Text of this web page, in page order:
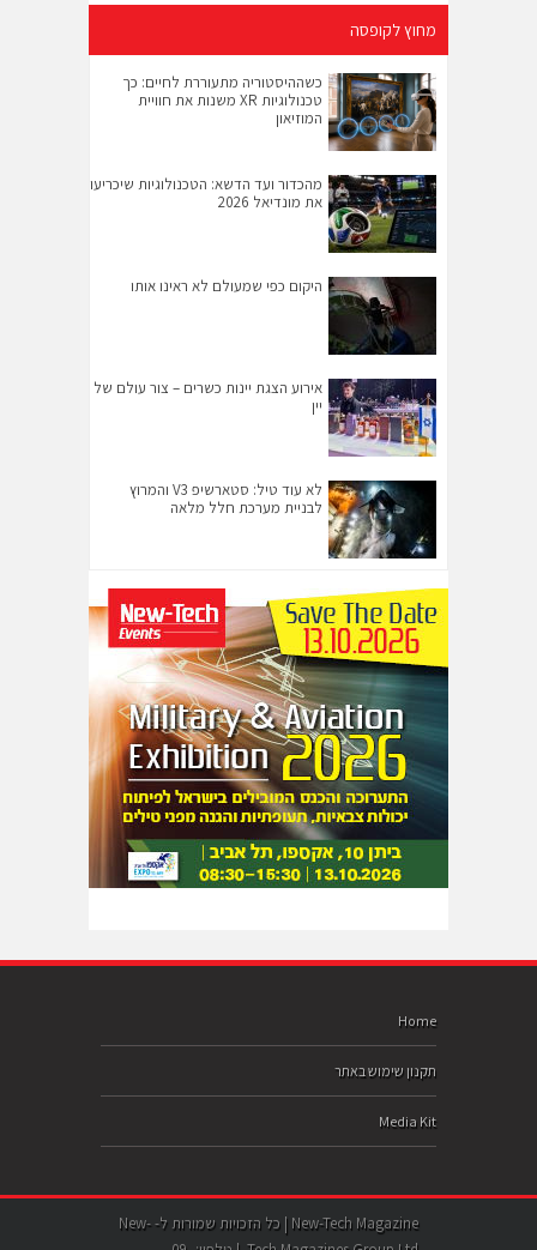
מחוץ לקופסה
כשההיסטוריה מתעוררת לחיים: כך
טכנולוגיות XR משנות את חוויית
המוזיאון
מהכדור ועד הדשא: הטכנולוגיות שיכריעו
את מונדיאל 2026
היקום כפי שמעולם לא ראינו אותו
אירוע הצגת יינות כשרים – צור עולם של
יין
לא עוד טיל: סטארשיפ V3 והמרוץ
לבניית מערכת חלל מלאה
Home
תקנון שימוש באתר
Media Kit
New-Tech Magazine | כל הזכויות שמורות ל- New-